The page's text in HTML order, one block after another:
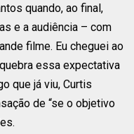
quando, ao final,
e a audiência – com
filme. Eu cheguei ao
essa expectativa
que já viu, Curtis
de “se o objetivo